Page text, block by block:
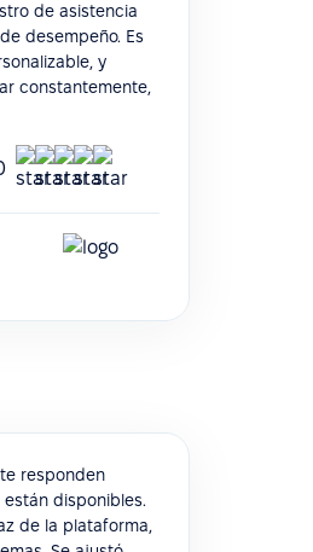
de asistencia
desempeño. Es
y
constantemente,
responden
disponibles.
de la plataforma,